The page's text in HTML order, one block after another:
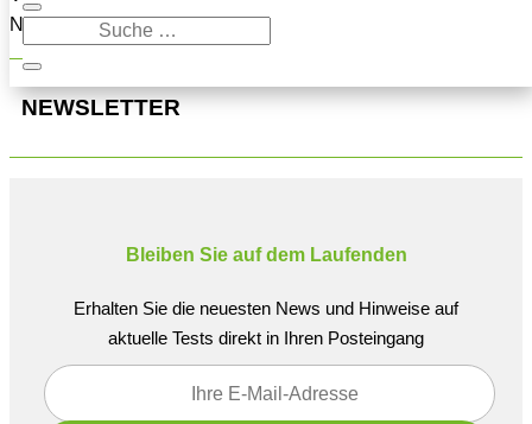
Navigation oben, um den Beitrag zu finden.
NEWSLETTER
Bleiben Sie auf dem Laufenden
Erhalten Sie die neuesten News und Hinweise auf
aktuelle Tests direkt in Ihren Posteingang